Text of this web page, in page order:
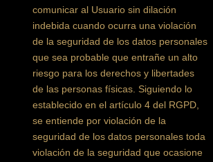
comunicar al Usuario sin dilación
indebida cuando ocurra una violación
de la seguridad de los datos personales
que sea probable que entrañe un alto
riesgo para los derechos y libertades
de las personas físicas. Siguiendo lo
establecido en el artículo 4 del RGPD,
se entiende por violación de la
seguridad de los datos personales toda
violación de la seguridad que ocasione